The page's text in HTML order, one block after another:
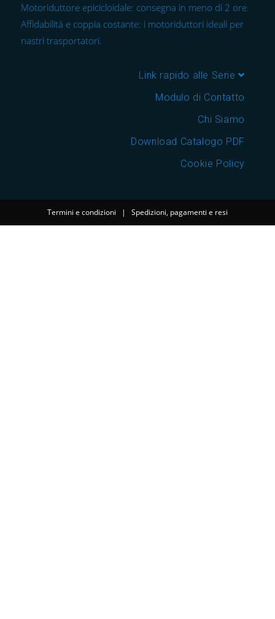
Motoriduttore epicicloidale: consegna in meno di 2 ore.
Affidabilità e coppia costante: i motoriduttori ideali per
nastri trasportatori.
Link rapido alle Serie
Modulo di Contatto
Chi Siamo
Download Catalogo PDF
Cookie Policy
Termini e condizioni | Spedizioni, pagamenti e resi